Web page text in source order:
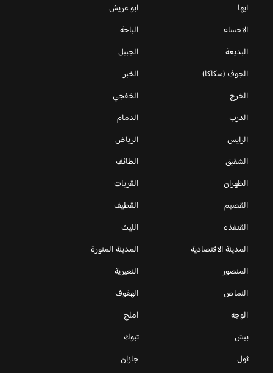
ابها
ابو عريش
الاحساء
الباحة
البديعة
الجبيل
الجوف (سكاكا)
الخبر
الخرج
الخفجي
الدرب
الدمام
الرايس
الرياض
الشقيق
الطائف
الظهران
القريات
القصيم
القطيف
القنفذه
الليث
المدينة الاقتصادية
المدينة المنورة
المنصور
النعيرية
النماص
الهفوف
الوجه
املج
بيش
تبوك
ثول
جازان